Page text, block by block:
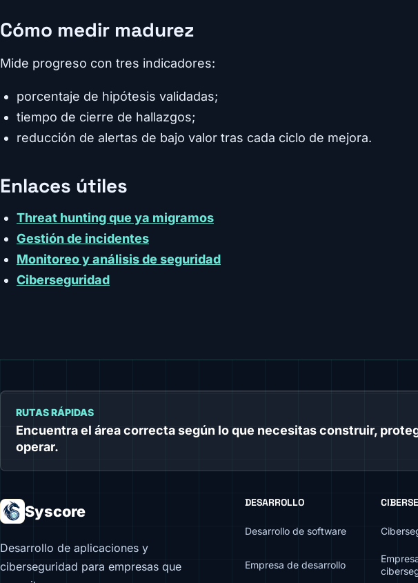
Cómo medir madurez
Mide progreso con tres indicadores:
porcentaje de hipótesis validadas;
tiempo de cierre de hallazgos;
reducción de alertas de bajo valor tras cada ciclo de mejora.
Enlaces útiles
Threat hunting que ya migramos
Gestión de incidentes
Monitoreo y análisis de seguridad
Ciberseguridad
RUTAS RÁPIDAS
Encuentra el área correcta según lo que necesitas construir,
operar.
Syscore
Desarrollo de aplicaciones y
ciberseguridad para empresas que
DESARROLLO
Desarrollo de software
Empresa de desarrollo